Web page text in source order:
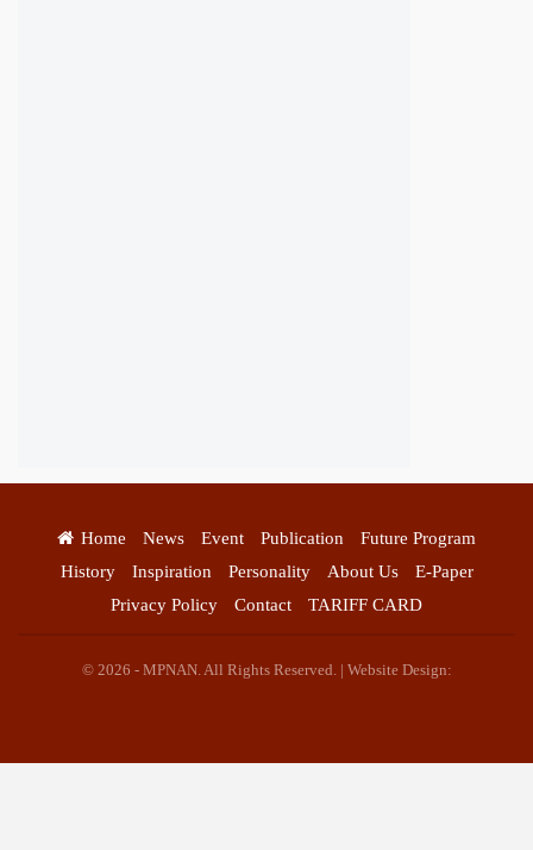
Home News Event Publication
Future Program
History
Inspiration Personality About Us
E-Paper
Privacy Policy
Contact TARIFF CARD
© 2026 - MPNAN. All Rights Reserved. | Website Design: